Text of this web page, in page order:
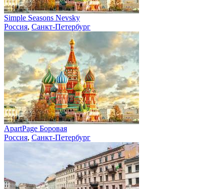
Simple Seasons Nevsky
Россия, Санкт-Петербург
ApartPage Боровая
Россия, Санкт-Петербург